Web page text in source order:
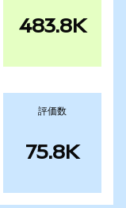
483.8K
評価数
75.8K